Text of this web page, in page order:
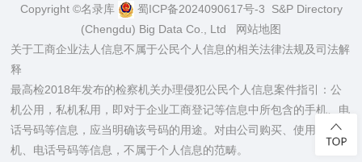
Copyright ©名录库 蜀ICP备2024090617号-3 S&P Directory
(Chengdu) Big Data Co., Ltd
网站地图
关于工商企业法人信息不属于公民个人信息的相关法律法规及司法解
释
最高检2018年发布的检察机关办理侵犯公民个人信息案件指引：公
机公用，私机私用，即对于企业工商登记等信息中所包含的手机、电
话号码等信息，应当明确该号码的用途。对由公司购买、使用的手
机、电话号码等信息，不属于个人信息的范畴。